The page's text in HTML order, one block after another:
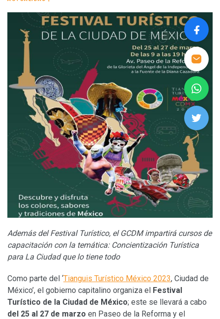
Además del Festival Turístico, el GCDM impartirá cursos de
capacitación con la temática: Concientización Turística
para La Ciudad que lo tiene todo
Como parte del ‘Tianguis Turístico México 2023, Ciudad de
México’, el gobierno capitalino organiza el Festival
Turístico de la Ciudad de México; este se llevará a cabo
del 25 al 27 de marzo en Paseo de la Reforma y el